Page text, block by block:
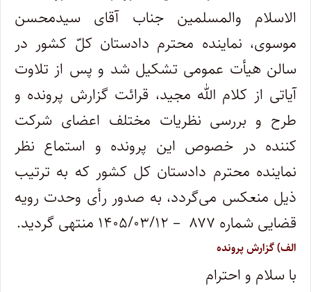
الاسلام والمسلمین جناب آقای سیدمحسن
موسوی، نماینده محترم دادستان کلّ کشور در
سالن هیأت عمومی تشکیل شد و پس از تلاوت
آیاتی از کلام الله مجید، قرائت گزارش پرونده و
طرح و بررسی نظریات مختلف اعضای شرکت
کننده در خصوص این پرونده و استماع نظر
نماینده محترم دادستان کل کشور که به ترتیب
ذیل منعکس می‌گردد، به صدور رأی وحدت رویه
قضایی شماره ۸۷۷ – ۱۴۰۵/۰۳/۱۲ منتهی گردید.
الف) گزارش پرونده
با سلام و احترام